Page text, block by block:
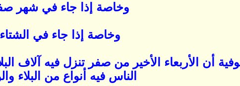
وخاصة إذا جاء في شهر
وخاصة إذا جاء في الشتاء
أن الأربعاء الأخير من صفر تنزل فيه آلاف
الناس فيه أنواع من البلاء